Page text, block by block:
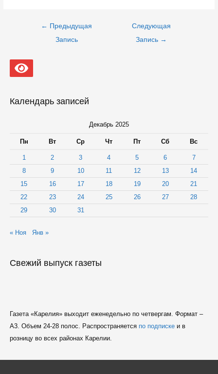
Навигация
← Предыдущая
Запись
Следующая
Запись →
Календарь записей
Декабрь 2025
Пн Вт Ср Чт Пт Сб Вс
1 2 3 4 5 6
7
8
9 10 11 12 13
14
15
16 17 18 19 20
21
22
23 24 25 26 27
28
29
30 31
« Ноя Янв »
Свежий выпуск газеты
Газета «Карелия» выходит еженедельно по четвергам. Формат –
A3. Объем 24-28 полос. Распространяется по подпискеи в
розницу во всех районах Карелии.